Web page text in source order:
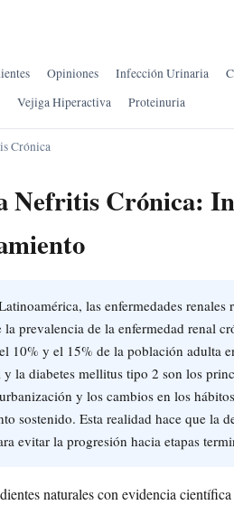
Opiniones Infección Urinaria
Vejiga Hiperactiva Proteinuria
Crónica
Nefritis Crónica:
las enfermedades
la prevalencia de la enfermedad renal
10% y el 15% de la población adulta
la diabetes mellitus tipo 2 son los
y los cambios en los
sostenido. Esta realidad hace que la
evitar la progresión hacia etapas
naturales con evidencia